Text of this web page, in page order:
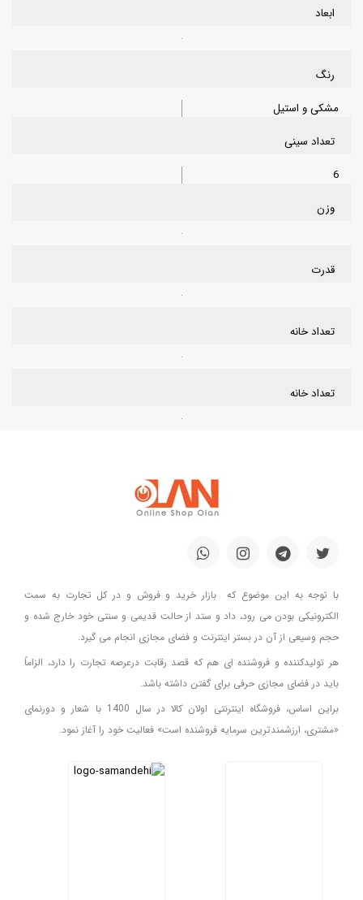
ابعاد
رنگ
مشکی و استیل
تعداد سینی
6
وزن
قدرت
تعداد خانه
تعداد خانه
با توجه به این موضوع که بازار خرید و فروش و در کل تجارت به سمت
الکترونیکی بودن می رود، داد و ستد از حالت قدیمی و سنتی خود خارج شده و
حجم وسیعی از آن در بستر اینترنت و فضای مجازی انجام می گیرد.
هر تولیدکننده و فروشنده ای هم که قصد رقابت درعرصه تجارت را دارد، الزاماً
باید در فضای مجازی حرفی برای گفتن داشته باشد.
براین اساس، فروشگاه اینترنتی اولان کالا در سال 1400 با شعار و دورنمای
«مشتری، ارزشمندترین سرمایه فروشنده است» فعالیت خود را آغاز نمود.